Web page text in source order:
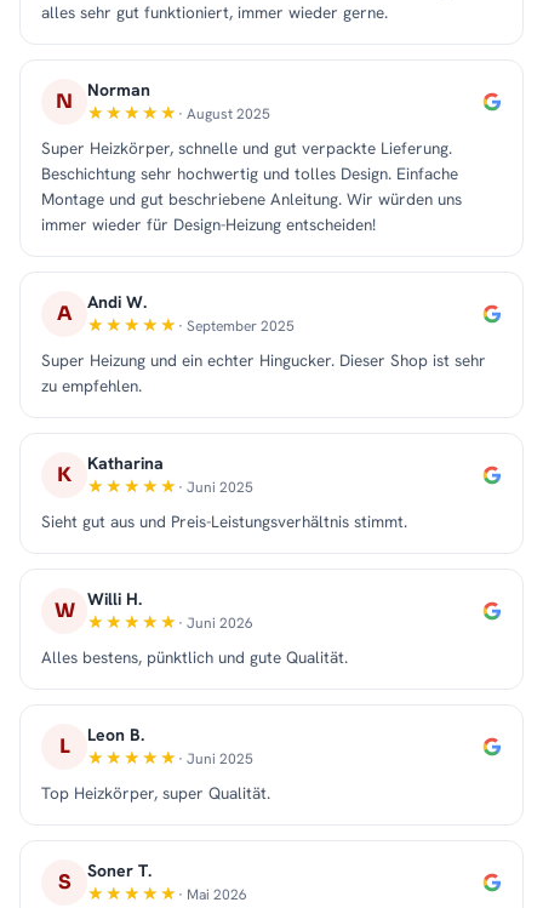
alles sehr gut funktioniert, immer wieder gerne.
N Norman
· August 2025
Super Heizkörper, schnelle und gut verpackte Lieferung.
Beschichtung sehr hochwertig und tolles Design. Einfache
Montage und gut beschriebene Anleitung. Wir würden uns
immer wieder für Design-Heizung entscheiden!
A Andi W.
· September 2025
Super Heizung und ein echter Hingucker. Dieser Shop ist sehr
zu empfehlen.
K Katharina
· Juni 2025
Sieht gut aus und Preis-Leistungsverhältnis stimmt.
W Willi H.
· Juni 2026
Alles bestens, pünktlich und gute Qualität.
L Leon B.
· Juni 2025
Top Heizkörper, super Qualität.
S Soner T.
· Mai 2026